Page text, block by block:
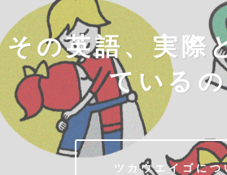
その英語、実際
ている
ツカウエイゴにつ